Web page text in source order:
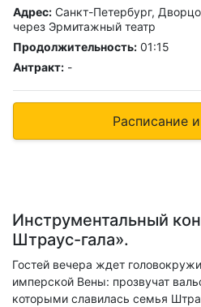
Адрес: Санкт-Петербург,
через Эрмитажный театр
Продолжительность: 01:15
Антракт: -
Расписание
Инструментальный
Штраус-гала».
Гостей вечера ждет
имперской Вены: прозвучат
которыми славилась семья